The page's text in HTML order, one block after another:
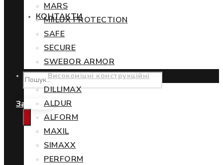
КОНТАКТИ
Замовити
MARS
MIILUX PROTECTION
SAFE
SECURE
SWEBOR ARMOR
Високоміцні конструкційні
DILLIMAX
ALDUR
ALFORM
MAXIL
SIMAXX
PERFORM